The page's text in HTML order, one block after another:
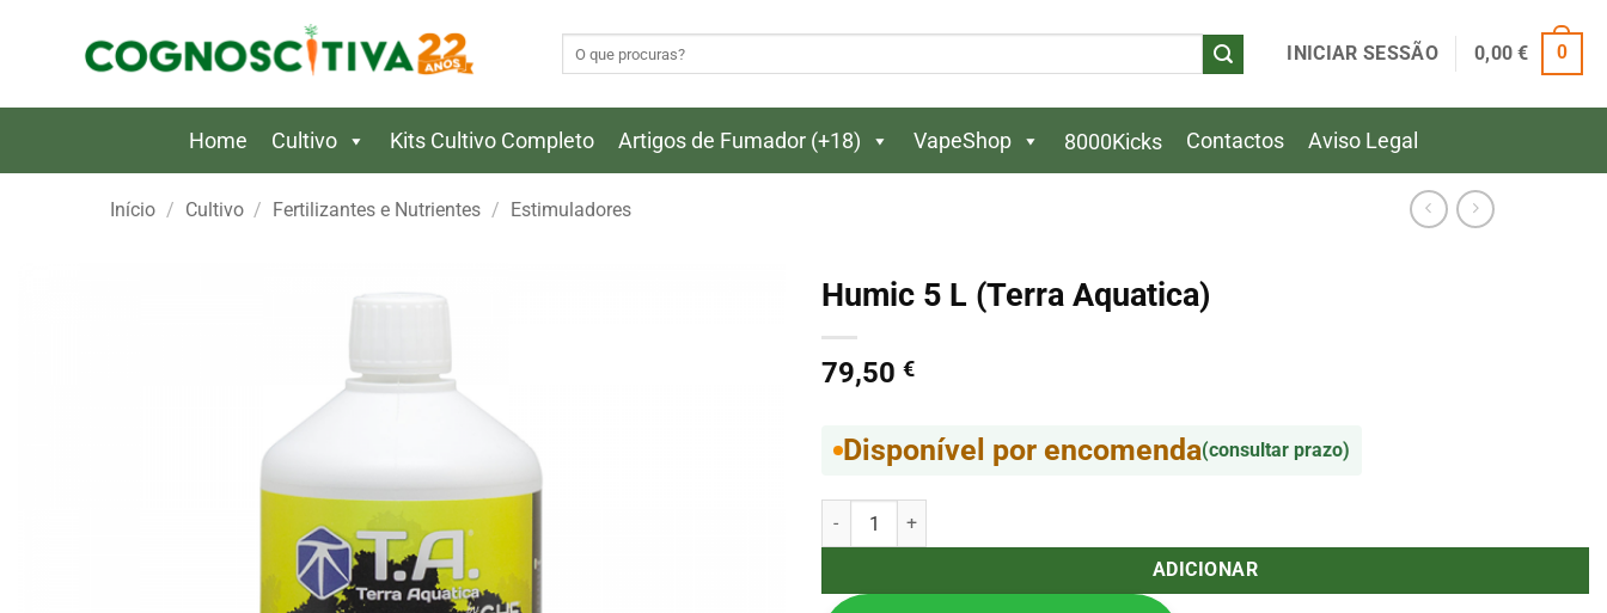
INICIAR SESSÃO 0,00€ 0
Home Cultivo Kits Cultivo Completo Artigos de Fumador (+18) VapeShop 8000Kicks Contactos Aviso Legal
Início / Cultivo / Fertilizantes e Nutrientes / Estimuladores
Humic 5 L (Terra Aquatica)
79,50 €
Disponível por encomenda(consultar prazo)
Quantidade de Humic 5 L (Terra Aquatica)
ADICIONAR